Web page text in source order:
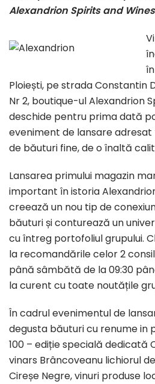
Alexandrion Spirits and Wines
Ploiești, pe strada Constantin
Nr 2, boutique-ul Alexandrion
deschide pentru prima dată
eveniment de lansare
de băuturi fine, de o înaltă
Lansarea primului magazin
important în istoria
creează un nou tip de
băuturi și conturează un
cu întreg portofoliul grupului.
la recomandările celor 2
până sâmbătă de la 09:30
la curent cu toate noutățile
În cadrul evenimentul de
degusta băuturi cu renume in
100 – ediție specială dedicată
vinars Brâncoveanu lichiorul
Cireșe Negre, vinuri produse